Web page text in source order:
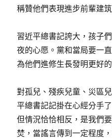
稱贊他們表現進步前輩建
習近平總書記誇大，孩子
夜的心愿。黨和當局要一
為他們進修生長發明更好
對孤兒、殘疾兒童、災區
平總書記記掛在心經分手
但情況恰恰相反，是我們
焚，當謠言傳到一定程度